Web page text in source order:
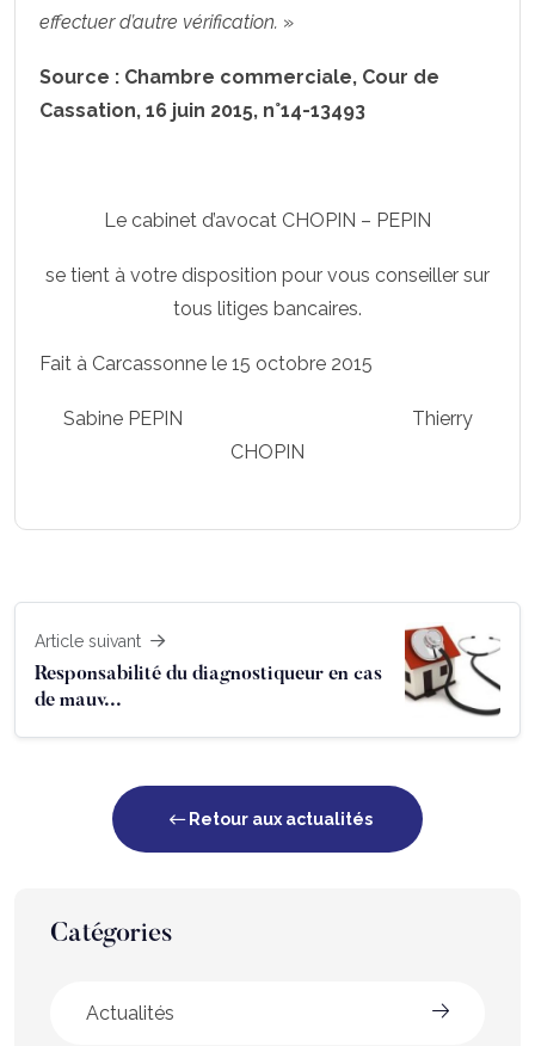
effectuer d’autre vérification. »
Source : Chambre commerciale, Cour de
Cassation, 16 juin 2015, n°14-13493
Le cabinet d’avocat CHOPIN – PEPIN
se tient à votre disposition pour vous conseiller sur
tous litiges bancaires.
Fait à Carcassonne le 15 octobre 2015
Sabine PEPIN Thierry
CHOPIN
Article suivant
Responsabilité du diagnostiqueur en cas
de mauv...
Retour aux actualités
Catégories
Actualités